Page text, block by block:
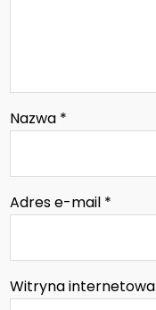
Nazwa *
Adres e-mail *
Witryna internetowa